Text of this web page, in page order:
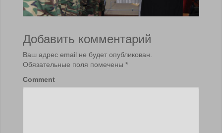
Добавить комментарий
Ваш адрес email не будет опубликован.
Обязательные поля помечены *
Comment